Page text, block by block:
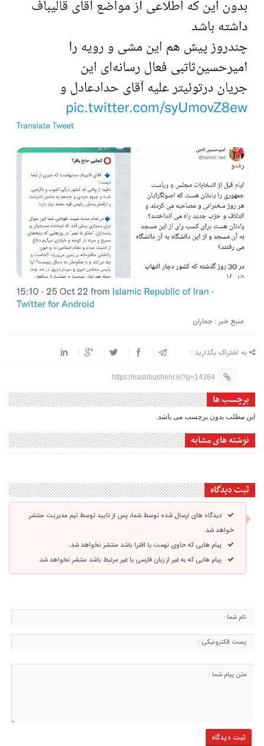
منبع خبر : جماران
به اشتراک بگذارید :
https://nasirbushehr.ir/?p=14364
برچسب ها
این مطلب بدون برچسب می باشد.
نوشته های مشابه
ثبت دیدگاه
دیدگاه های ارسال شده توسط شما، پس از تایید توسط تیم مدیریت منتشر
خواهد شد.
پیام هایی که حاوی تهمت یا افترا باشد منتشر نخواهد شد.
پیام هایی که به غیر از زبان فارسی یا غیر مرتبط باشد منتشر نخواهد شد.